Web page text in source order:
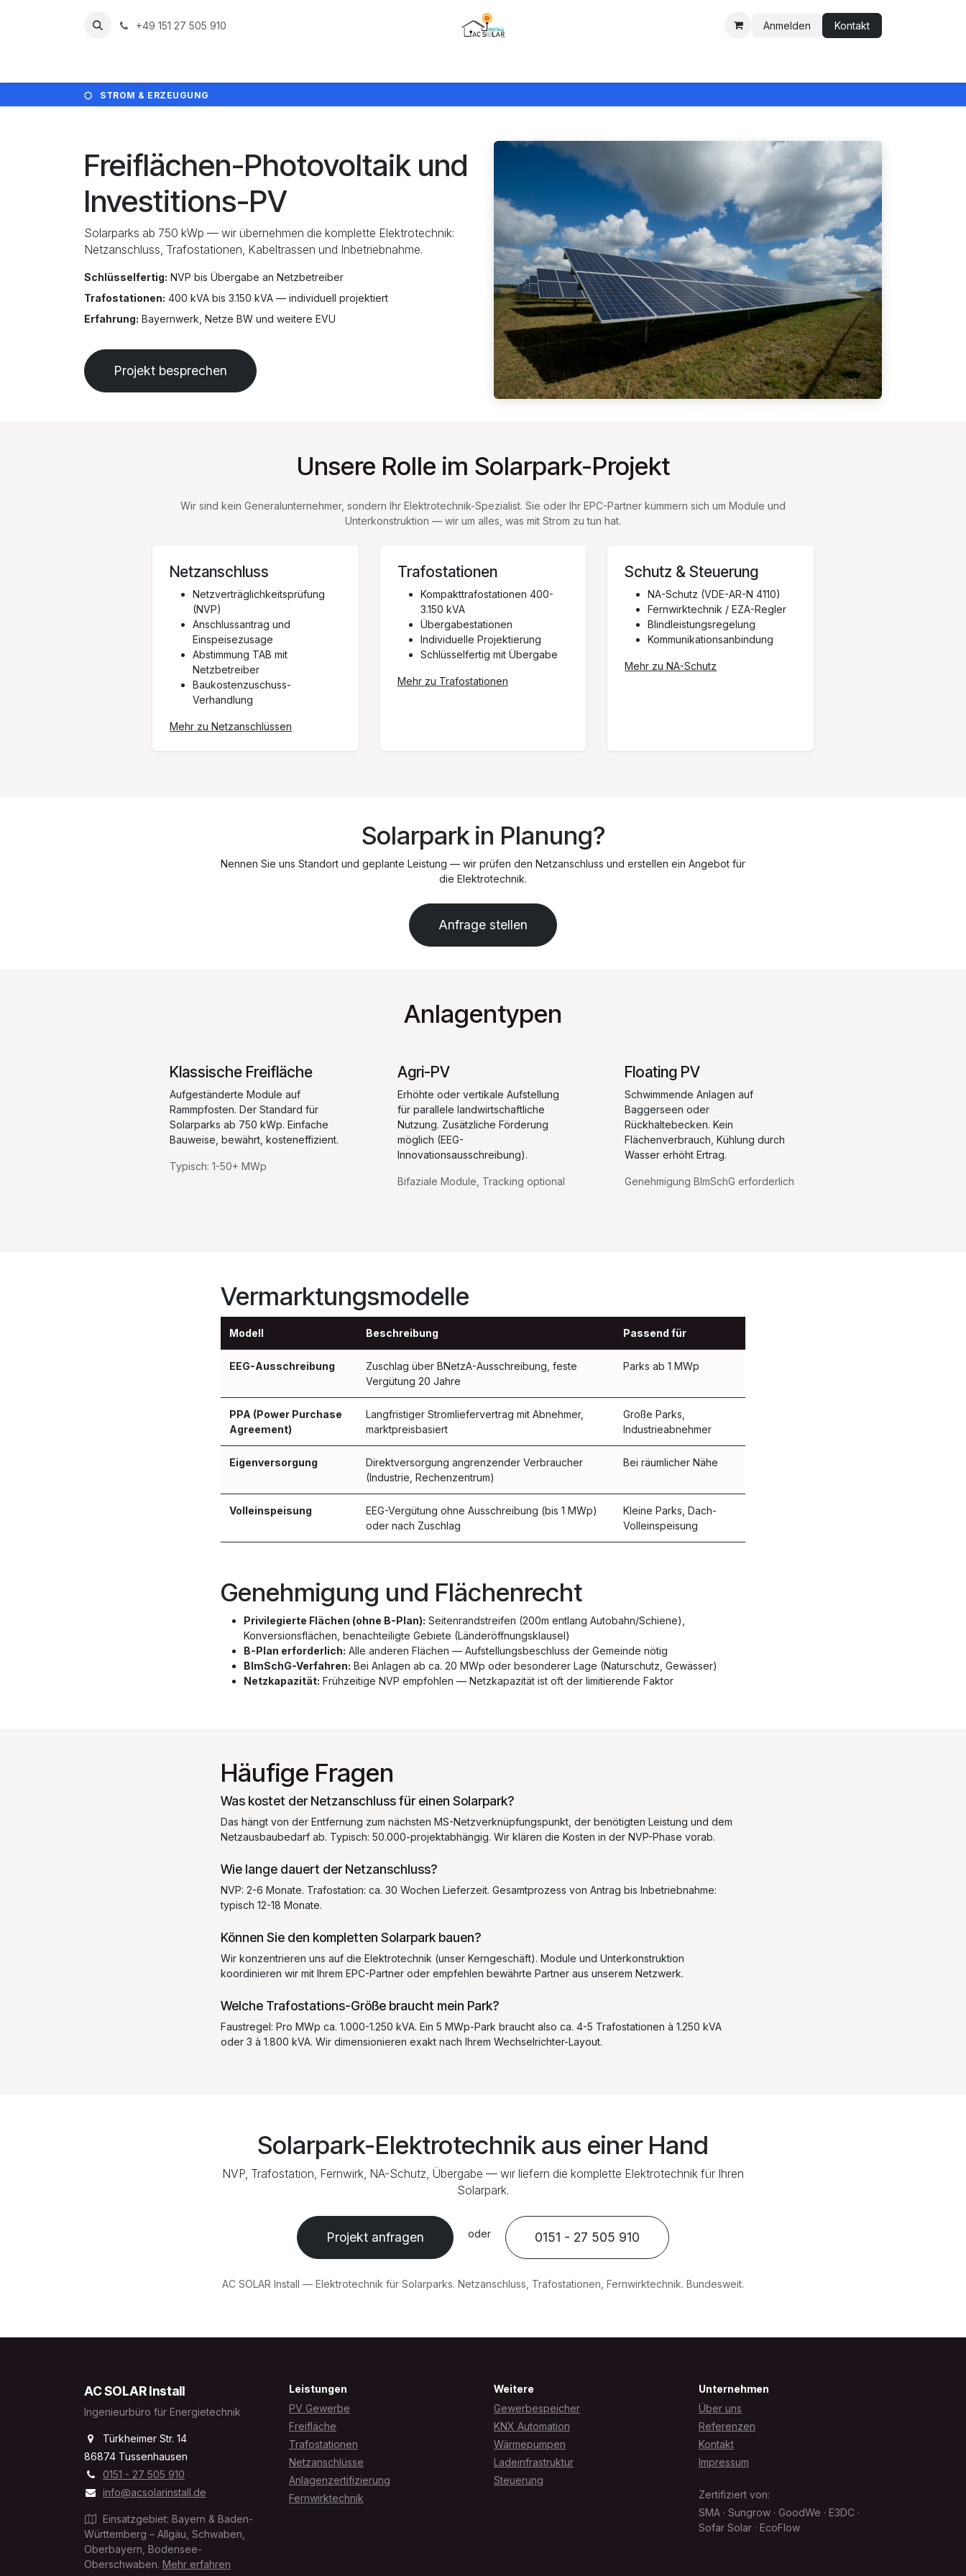
+49 151 27 505 910
Anmelden Kontakt
STROM & ERZEUGUNG
Freiflächen-Photovoltaik und
Investitions-PV
Solarparks ab 750 kWp — wir übernehmen die komplette Elektrotechnik:
Netzanschluss, Trafostationen, Kabeltrassen und Inbetriebnahme.
Schlüsselfertig: NVP bis Übergabe an Netzbetreiber
Trafostationen: 400 kVA bis 3.150 kVA — individuell projektiert
Erfahrung: Bayernwerk, Netze BW und weitere EVU
Projekt besprechen
Unsere Rolle im Solarpark-Projekt
Wir sind kein Generalunternehmer, sondern Ihr Elektrotechnik-Spezialist. Sie oder Ihr EPC-Partner kümmern sich um Module und
Unterkonstruktion — wir um alles, was mit Strom zu tun hat.
Netzanschluss
Netzverträglichkeitsprüfung
(NVP)
Anschlussantrag und
Einspeisezusage
Abstimmung TAB mit
Netzbetreiber
Baukostenzuschuss-
Verhandlung
Mehr zu Netzanschlüssen
Trafostationen
Kompakttrafostationen 400-
3.150 kVA
Übergabestationen
Individuelle Projektierung
Schlüsselfertig mit Übergabe
Mehr zu Trafostationen
Schutz & Steuerung
NA-Schutz (VDE-AR-N 4110)
Fernwirktechnik / EZA-Regler
Blindleistungsregelung
Kommunikationsanbindung
Mehr zu NA-Schutz
Solarpark in Planung?
Nennen Sie uns Standort und geplante Leistung — wir prüfen den Netzanschluss und erstellen ein Angebot für
die Elektrotechnik.
Anfrage stellen
Anlagentypen
Klassische Freifläche
Aufgeständerte Module auf
Rammpfosten. Der Standard für
Solarparks ab 750 kWp. Einfache
Bauweise, bewährt, kosteneffizient.
Typisch: 1-50+ MWp
Agri-PV
Erhöhte oder vertikale Aufstellung
für parallele landwirtschaftliche
Nutzung. Zusätzliche Förderung
möglich (EEG-
Innovationsausschreibung).
Bifaziale Module, Tracking optional
Floating PV
Schwimmende Anlagen auf
Baggerseen oder
Rückhaltebecken. Kein
Flächenverbrauch, Kühlung durch
Wasser erhöht Ertrag.
Genehmigung BImSchG erforderlich
Vermarktungsmodelle
Modell Beschreibung Passend für
EEG-Ausschreibung
Zuschlag über BNetzA-Ausschreibung, feste
Vergütung 20 Jahre
Parks ab 1 MWp
PPA (Power Purchase
Agreement)
Langfristiger Stromliefervertrag mit Abnehmer,
marktpreisbasiert
Große Parks,
Industrieabnehmer
Eigenversorgung
Direktversorgung angrenzender Verbraucher
(Industrie, Rechenzentrum)
Bei räumlicher Nähe
Volleinspeisung
EEG-Vergütung ohne Ausschreibung (bis 1 MWp)
oder nach Zuschlag
Kleine Parks, Dach-
Volleinspeisung
Genehmigung und Flächenrecht
Privilegierte Flächen (ohne B-Plan): Seitenrandstreifen (200m entlang Autobahn/Schiene),
Konversionsflächen, benachteiligte Gebiete (Länderöffnungsklausel)
B-Plan erforderlich: Alle anderen Flächen — Aufstellungsbeschluss der Gemeinde nötig
BImSchG-Verfahren: Bei Anlagen ab ca. 20 MWp oder besonderer Lage (Naturschutz, Gewässer)
Netzkapazität: Frühzeitige NVP empfohlen — Netzkapazität ist oft der limitierende Faktor
Häufige Fragen
Was kostet der Netzanschluss für einen Solarpark?
Das hängt von der Entfernung zum nächsten MS-Netzverknüpfungspunkt, der benötigten Leistung und dem
Netzausbaubedarf ab. Typisch: 50.000-projektabhängig. Wir klären die Kosten in der NVP-Phase vorab.
Wie lange dauert der Netzanschluss?
NVP: 2-6 Monate. Trafostation: ca. 30 Wochen Lieferzeit. Gesamtprozess von Antrag bis Inbetriebnahme:
typisch 12-18 Monate.
Können Sie den kompletten Solarpark bauen?
Wir konzentrieren uns auf die Elektrotechnik (unser Kerngeschäft). Module und Unterkonstruktion
koordinieren wir mit Ihrem EPC-Partner oder empfehlen bewährte Partner aus unserem Netzwerk.
Welche Trafostations-Größe braucht mein Park?
Faustregel: Pro MWp ca. 1.000-1.250 kVA. Ein 5 MWp-Park braucht also ca. 4-5 Trafostationen à 1.250 kVA
oder 3 à 1.800 kVA. Wir dimensionieren exakt nach Ihrem Wechselrichter-Layout.
Solarpark-Elektrotechnik aus einer Hand
NVP, Trafostation, Fernwirk, NA-Schutz, Übergabe — wir liefern die komplette Elektrotechnik für Ihren
Solarpark.
Projekt anfragen oder 0151 - 27 505 910
AC SOLAR Install — Elektrotechnik für Solarparks. Netzanschluss, Trafostationen, Fernwirktechnik. Bundesweit.
AC SOLAR Install
Ingenieurbüro für Energietechnik
Türkheimer Str. 14
86874 Tussenhausen
0151 - 27 505 910
info@acsolarinstall.de
Einsatzgebiet: Bayern & Baden-
Württemberg – Allgäu, Schwaben,
Oberbayern, Bodensee-
Oberschwaben. Mehr erfahren
Leistungen
PV Gewerbe
Freifläche
Trafostationen
Netzanschlüsse
Anlagenzertifizierung
Fernwirktechnik
Weitere
Gewerbespeicher
KNX Automation
Wärmepumpen
Ladeinfrastruktur
Steuerung
Unternehmen
Über uns
Referenzen
Kontakt
Impressum
Zertifiziert von:
SMA · Sungrow · GoodWe · E3DC ·
Sofar Solar · EcoFlow